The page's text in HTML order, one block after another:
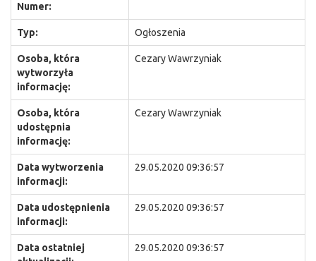
Numer:
Typ: Ogłoszenia
Osoba, która
wytworzyła
informację:
Cezary Wawrzyniak
Osoba, która
udostępnia
informację:
Cezary Wawrzyniak
Data wytworzenia
informacji:
29.05.2020 09:36:57
Data udostępnienia
informacji:
29.05.2020 09:36:57
Data ostatniej
29.05.2020 09:36:57